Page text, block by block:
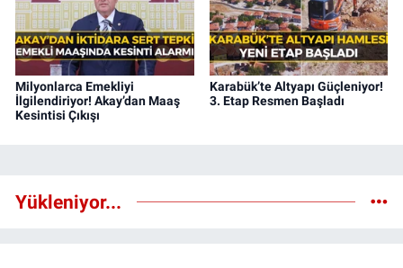
Milyonlarca Emekliyi
İlgilendiriyor! Akay’dan Maaş
Kesintisi Çıkışı
Karabük’te Altyapı Güçleniyor!
3. Etap Resmen Başladı
Yükleniyor...